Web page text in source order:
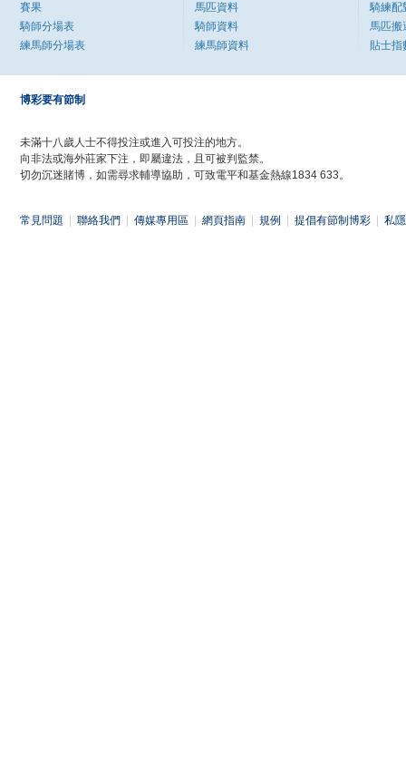
賽果
騎師分場表
練馬師分場表
馬匹資料
騎師資料
練馬師資料
騎練配
馬匹搬
貼士指
博彩要有節制
未滿十八歲人士不得投注或進入可投注的地方。
向非法或海外莊家下注，即屬違法，且可被判監禁。
切勿沉迷賭博，如需尋求輔導協助，可致電平和基金熱線1834 633。
常見問題 聯絡我們 傳媒專用區 網頁指南 規例 提倡有節制博彩 私